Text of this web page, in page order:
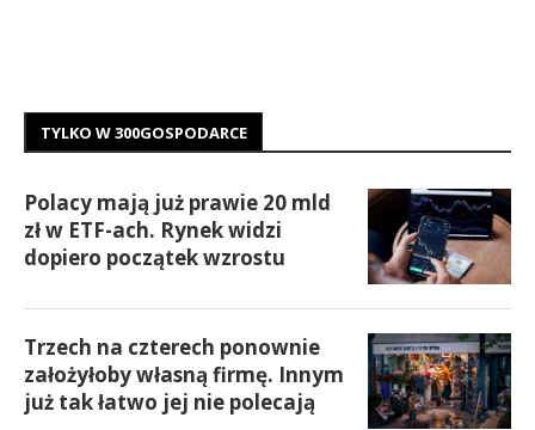
TYLKO W 300GOSPODARCE
Polacy mają już prawie 20 mld
zł w ETF-ach. Rynek widzi
dopiero początek wzrostu
Trzech na czterech ponownie
założyłoby własną firmę. Innym
już tak łatwo jej nie polecają